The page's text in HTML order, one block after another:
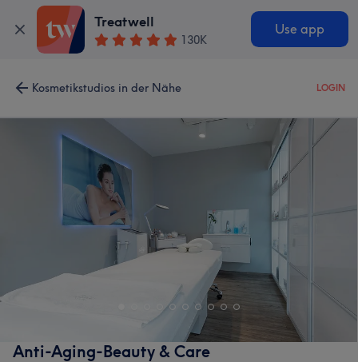
Treatwell
130K
Use app
Kosmetikstudios in der Nähe LOGIN
Anti-Aging-Beauty & Care